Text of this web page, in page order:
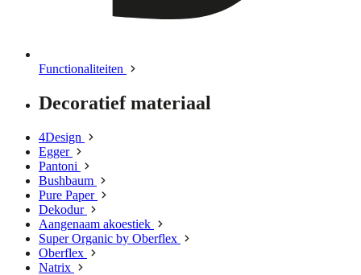
Functionaliteiten
Decoratief materiaal
4Design
Egger
Pantoni
Bushbaum
Pure Paper
Dekodur
Aangenaam akoestiek
Super Organic by Oberflex
Oberflex
Natrix